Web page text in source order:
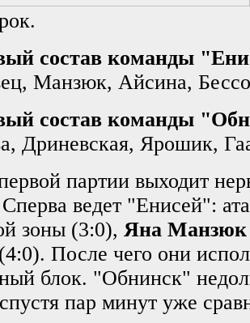
состав команды
Манзюк, Айсина,
состав команды
Дриневская, Ярошик,
партии выходит
ведет "Енисей":
зоны (3:0), Яна Манзюк
После чего они
блок. "Обнинск"
пар минут уже